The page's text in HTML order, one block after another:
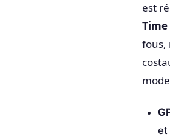
est
Time
fous,
et